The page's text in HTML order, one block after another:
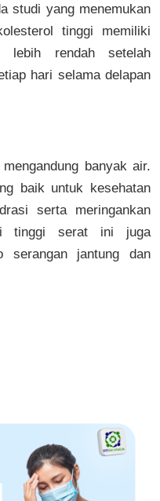
studi yang menemukan
tinggi memiliki
lebih rendah setelah
hari selama delapan
banyak air.
baik untuk kesehatan
serta meringankan
tinggi serat ini juga
serangan jantung dan